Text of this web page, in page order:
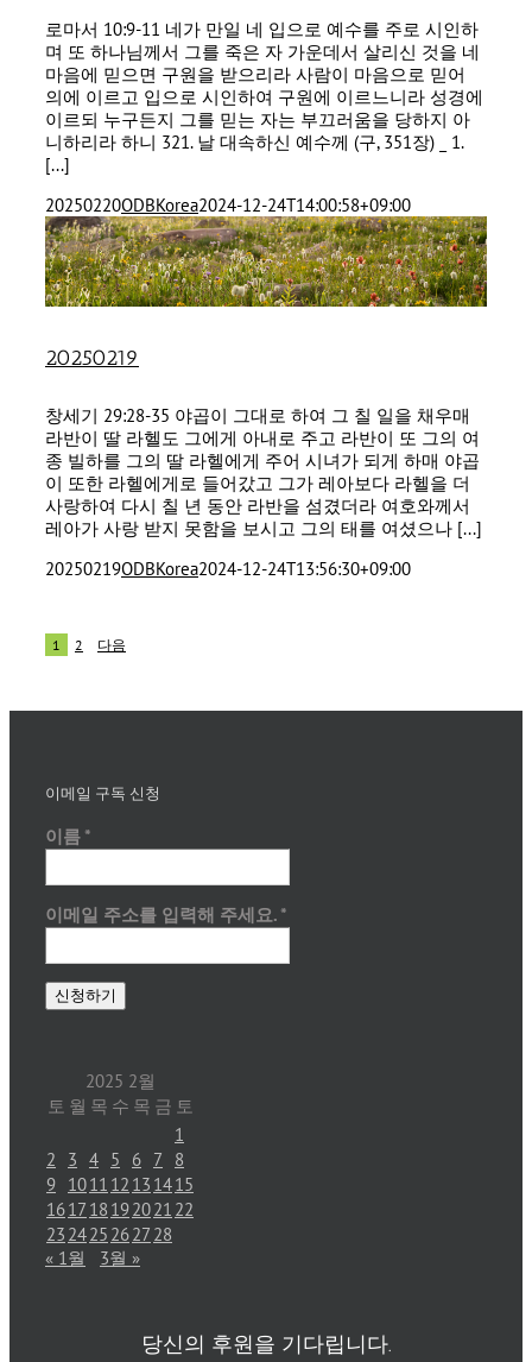
로마서 10:9-11 네가 만일 네 입으로 예수를 주로 시인하
며 또 하나님께서 그를 죽은 자 가운데서 살리신 것을 네
마음에 믿으면 구원을 받으리라 사람이 마음으로 믿어
의에 이르고 입으로 시인하여 구원에 이르느니라 성경에
이르되 누구든지 그를 믿는 자는 부끄러움을 당하지 아
니하리라 하니 321. 날 대속하신 예수께 (구, 351장) _ 1.
[...]
20250220ODBKorea2024-12-24T14:00:58+09:00
20250219
창세기 29:28-35 야곱이 그대로 하여 그 칠 일을 채우매
라반이 딸 라헬도 그에게 아내로 주고 라반이 또 그의 여
종 빌하를 그의 딸 라헬에게 주어 시녀가 되게 하매 야곱
이 또한 라헬에게로 들어갔고 그가 레아보다 라헬을 더
사랑하여 다시 칠 년 동안 라반을 섬겼더라 여호와께서
레아가 사랑 받지 못함을 보시고 그의 태를 여셨으나 [...]
20250219ODBKorea2024-12-24T13:56:30+09:00
1 2 다음
이메일 구독 신청
이름 *
이메일 주소를 입력해 주세요. *
2025 2월
토 월 목 수 목 금 토
1
2
3 4 5 6 7
8
9 1011 12 13 1415
1617 18 192021 22
23 2425 2627 28
« 1월
3월 »
당신의 후원을 기다립니다.